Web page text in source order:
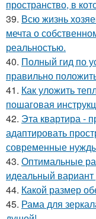
пространство, в
39. Всю жизнь
мечта о
реальностью.
40. Полный гид по
правильно
41. Как уложить
пошаговая
42. Эта квартира -
адаптировать
современные
43. Оптимальные
идеальный
44. Какой размер
45. Рама для